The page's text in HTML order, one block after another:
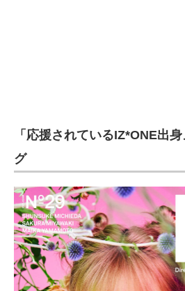
ちょっと気になるネットの話題
「応援されているIZ*ONE出
グ